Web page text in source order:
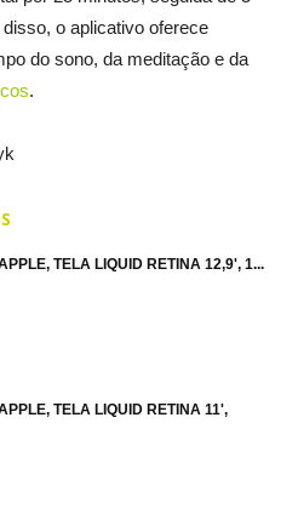
o aplicativo oferece
do sono, da meditação e da
.
TELA LIQUID RETINA 12,9', 1...
TELA LIQUID RETINA 11',